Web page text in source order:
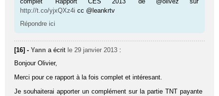
http://t.co/yjxQXz4i cc @leankrtv
Répondre ici
[16] -Yann a écrit le 29 janvier 2013 :
Bonjour Olivier,
Merci pour ce rapport à la fois complet et intéresant.
Je souhaiterai apporter un complément sur la partie TNT payante